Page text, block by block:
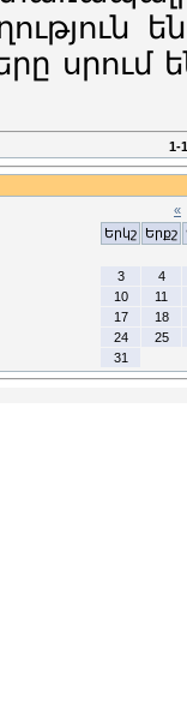
1-
«
Երկշ
Երքշ
3
4
10
11
17
18
24
25
31